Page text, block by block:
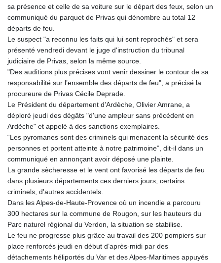
sa présence et celle de sa voiture sur le départ des feux, selon un
communiqué du parquet de Privas qui dénombre au total 12
départs de feu.
Le suspect "a reconnu les faits qui lui sont reprochés" et sera
présenté vendredi devant le juge d'instruction du tribunal
judiciaire de Privas, selon la même source.
"Des auditions plus précises vont venir dessiner le contour de sa
responsabilité sur l’ensemble des départs de feu", a précisé la
procureure de Privas Cécile Deprade.
Le Président du département d’Ardèche, Olivier Amrane, a
déploré jeudi des dégâts "d'une ampleur sans précédent en
Ardèche" et appelé à des sanctions exemplaires.
“Les pyromanes sont des criminels qui menacent la sécurité des
personnes et portent atteinte à notre patrimoine”, dit-il dans un
communiqué en annonçant avoir déposé une plainte.
La grande sècheresse et le vent ont favorisé les départs de feu
dans plusieurs départements ces derniers jours, certains
criminels, d'autres accidentels.
Dans les Alpes-de-Haute-Provence où un incendie a parcouru
300 hectares sur la commune de Rougon, sur les hauteurs du
Parc naturel régional du Verdon, la situation se stabilise.
Le feu ne progresse plus grâce au travail des 200 pompiers sur
place renforcés jeudi en début d’après-midi par des
détachements héliportés du Var et des Alpes-Maritimes appuyés